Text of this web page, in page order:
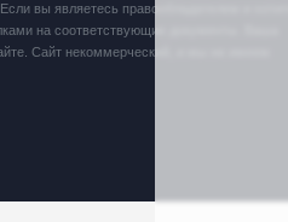
вы являетесь правообладателем и хотите
на соответствующие документы. Ваша
Сайт некоммерческий, и мы не имеем